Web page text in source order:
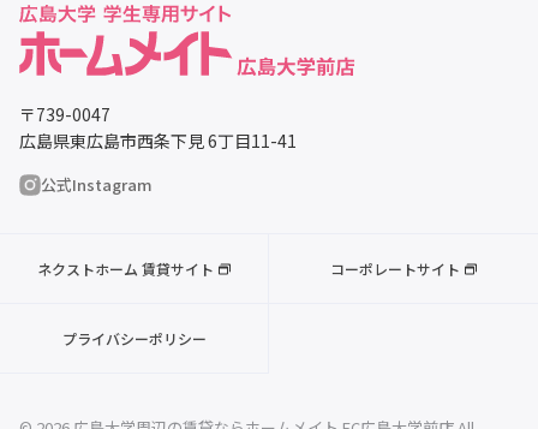
〒739-0047
広島県東広島市西条下見 6丁目11-41
公式Instagram
ネクストホーム 賃貸サイト コーポレートサイト
プライバシーポリシー